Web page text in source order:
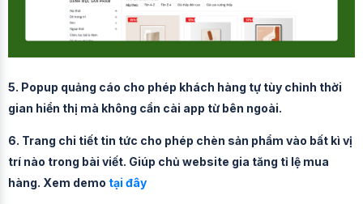
5. Popup quảng cáo cho phép khách hàng tự tùy chỉnh thời
gian hiển thị mà không cần cài app từ bên ngoài.
6. Trang chi tiết tin tức cho phép chèn sản phẩm vào bất kì vị
trí nào trong bài viết. Giúp chủ website gia tăng tỉ lệ mua
hàng. Xem demo tại đây